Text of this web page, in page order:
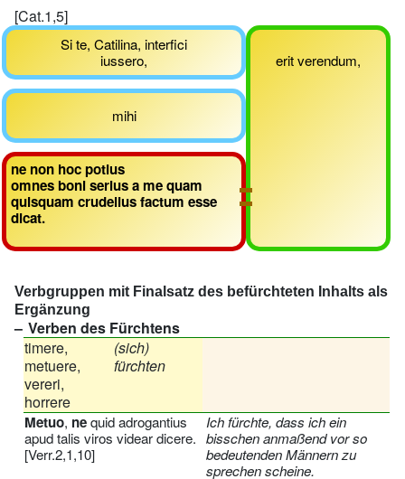
[Cat.1,5]
erit verendum,
Si te, Catilina, interfici
iussero,
mihi
ne non hoc potius
omnes boni serius a me quam
quisquam crudelius factum esse
dicat.
Verbgruppen mit Finalsatz des befürchteten Inhalts als
Ergänzung
Verben des Fürchtens
timere,
metuere,
vereri,
horrere
(sich)
fürchten
Metuo, nequid adrogantius
apud talis viros videar dicere.
[Verr.2,1,10]
Ich fürchte, dass ich ein
bisschen anmaßend vor so
bedeutenden Männern zu
sprechen scheine.